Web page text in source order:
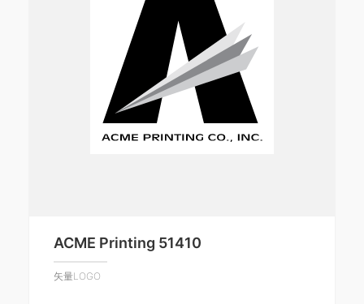
ACME Printing 51410
矢量LOGO